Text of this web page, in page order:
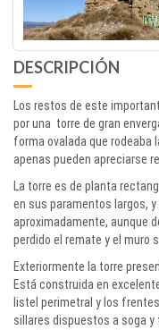
DESCRIPCIÓN
Los restos de este
por una torre de gran
forma ovalada que rodeaba
apenas pueden apreciarse
La torre es de planta
en sus paramentos largos,
aproximadamente, aunque
perdido el remate y el muro
Exteriormente la torre
Está construida en
listel perimetral y los
sillares dispuestos a soga y